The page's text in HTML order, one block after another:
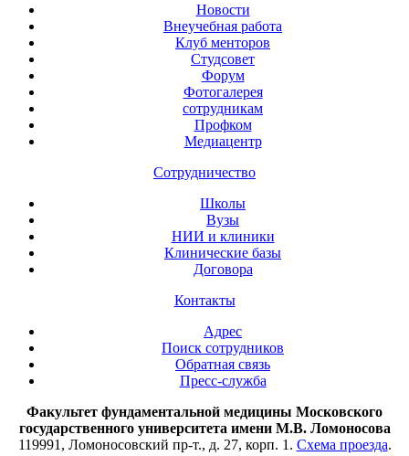
Новости
Внеучебная работа
Клуб менторов
Студсовет
Форум
Фотогалерея
сотрудникам
Профком
Медиацентр
Сотрудничество
Школы
Вузы
НИИ и клиники
Клинические базы
Договора
Контакты
Адрес
Поиск сотрудников
Обратная связь
Пресс-служба
Факультет фундаментальной медицины Московского
государственного университета имени М.В. Ломоносова
119991, Ломоносовский пр-т., д. 27, корп. 1. Схема проезда.